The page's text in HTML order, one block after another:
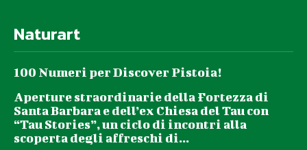
Naturart
100 Numeri per Discover Pistoia!
Aperture straordinarie della Fortezza di
Santa Barbara e dell’ex Chiesa del Tau con
“Tau Stories”, un ciclo di incontri alla
scoperta degli affreschi di...